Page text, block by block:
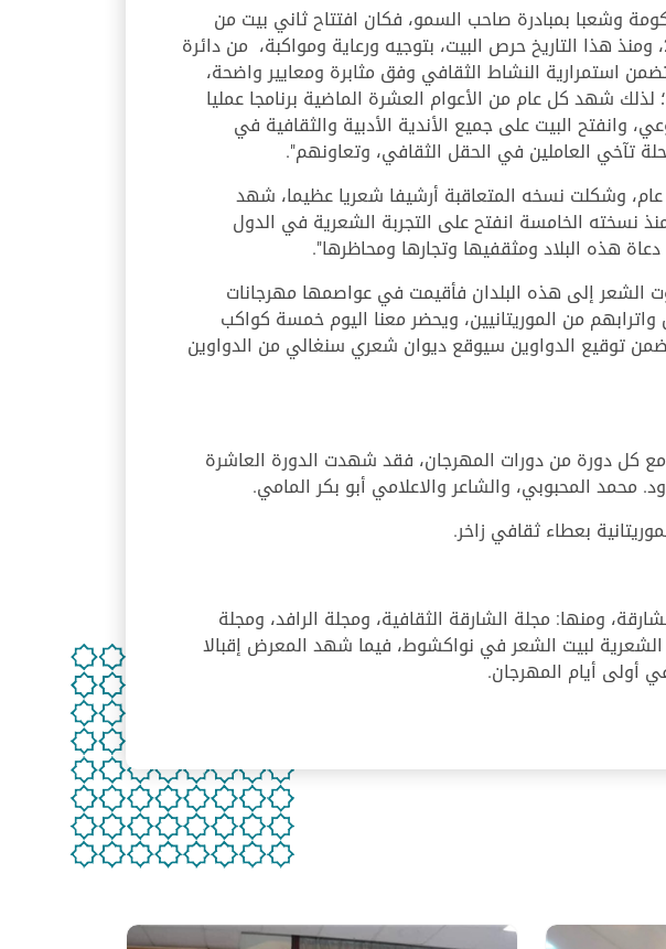
وشعبا بمبادرة صاحب السمو، فكان افتتاح ثاني بيت من
بيوتها بيت الشعر في نواكشوط الذي أعلن عن انطلاق العمل فيه يوم 3 سبتمبر 2015، ومنذ هذا التاريخ حرص البيت، بتوجيه ورعاية ومواكبة، من دائرة
استمرارية النشاط الثقافي وفق مثابرة ومعايير واضحة،
شهد كل عام من الأعوام العشرة الماضية برنامجا عمليا
البيت على جميع الأندية الأدبية والثقافية في
تآخي العاملين في الحقل الثقافي، وتعاونهم".
وشكلت نسخه المتعاقبة أرشيفا شعريا عظيما، شهد
نسخته الخامسة انفتح على التجربة الشعرية في الدول
هذه البلاد ومثقفيها وتجارها ومحاظرها".
الشعر إلى هذه البلدان فأقيمت في عواصمها مهرجانات
من الموريتانيين، ويحضر معنا اليوم خمسة كواكب
توقيع الدواوين سيوقع ديوان شعري سنغالي من الدواوين
مع كل دورة من دورات المهرجان، فقد شهدت الدورة العاشرة
بعطاء ثقافي زاخر.
ومنها: مجلة الشارقة الثقافية، ومجلة الرافد، ومجلة
الشعرية لبيت الشعر في نواكشوط، فيما شهد المعرض إقبالا
أولى أيام المهرجان.